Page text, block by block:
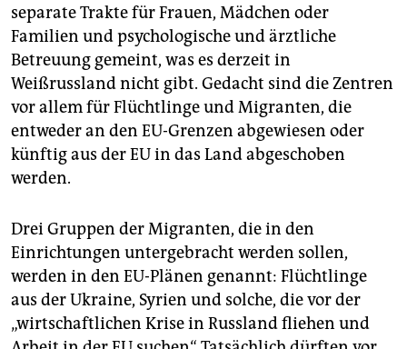
separate Trakte für Frauen, Mädchen oder
Familien und psychologische und ärztliche
Betreuung gemeint, was es derzeit in
Weißrussland nicht gibt. Gedacht sind die Zentren
vor allem für Flüchtlinge und Migranten, die
entweder an den EU-Grenzen abgewiesen oder
künftig aus der EU in das Land abgeschoben
werden.
Drei Gruppen der Migranten, die in den
Einrichtungen untergebracht werden sollen,
werden in den EU-Plänen genannt: Flüchtlinge
aus der Ukraine, Syrien und solche, die vor der
„wirtschaftlichen Krise in Russland fliehen und